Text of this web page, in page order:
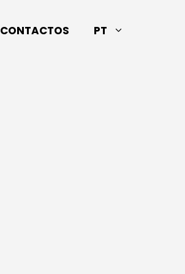
CONTACTOS PT